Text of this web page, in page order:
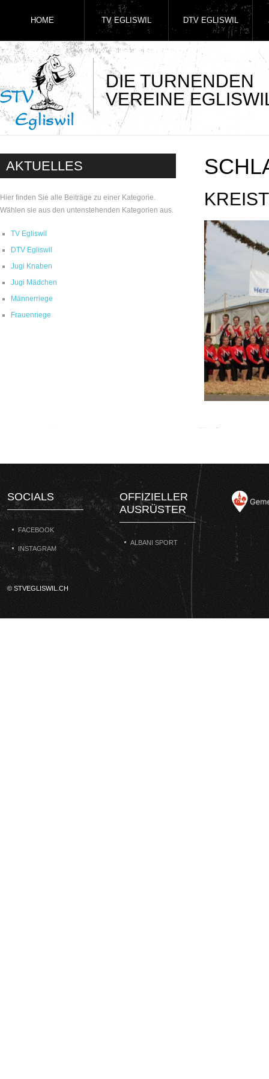
DIE TURNENDEN
VEREINE
HOME TV EGLISWIL DTV EGLISWIL
AKTUELLES
Hier finden Sie alle Beiträge zu einer Kategorie.
Wählen sie aus den untenstehenden Kategorien aus.
TV Egliswil
DTV Egliswil
Jugi Knaben
Jugi Mädchen
Männerriege
Frauenriege
SOCIALS
FACEBOOK
INSTAGRAM
OFFIZIELLER
AUSRÜSTER
ALBANI SPORT
© STVEGLISWIL.CH